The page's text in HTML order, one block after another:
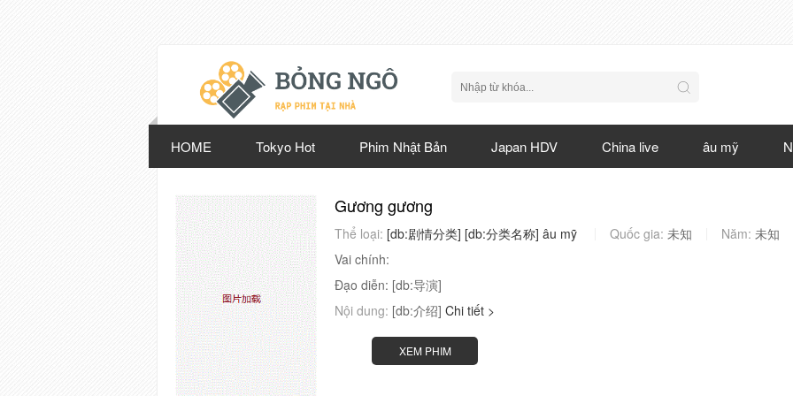
HOME Tokyo Hot Phim Nhật Bản Japan HDV China live âu mỹ
Gương gương
Thể loại: [db:剧情分类] [db:分类名称] âu mỹ Quốc gia: 未知 Năm: 未知
Vai chính:
Đạo diễn: [db:导演]
Nội dung: [db:介绍] Chi tiết >
XEM PHIM